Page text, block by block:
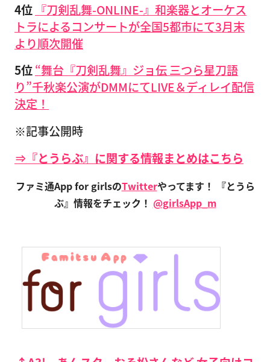
4位 『刀剣乱舞-ONLINE-』和楽器とオーケス
トラによるコンサートが全国5都市にて3月末
より順次開催
5位“舞台『刀剣乱舞』ジョ伝 三つら星刀語
り”千秋楽公演がDMMにてLIVE＆ディレイ配信
決定！
※記事公開時
⇒『とうらぶ』に関する情報まとめはこちら
ファミ通App for girlsのTwitterやってます！ 『とうら
ぶ』情報をチェック！ @girlsApp_m